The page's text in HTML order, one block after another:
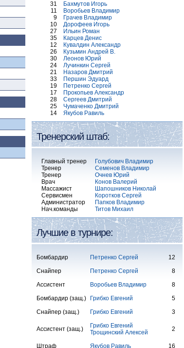
31
Бахмутов Игорь
11
Воробьев Владимир
9
Грачев Владимир
10
Дорофеев Игорь
27
Ильин Роман
35
Карцев Денис
12
Кувалдин Александр
26
Кузьмин Андрей В.
30
Леонов Юрий
24
Лучинкин Сергей
21
Назаров Дмитрий
33
Першин Эдуард
19
Петренко Сергей
17
Прокопьев Александр
28
Сергеев Дмитрий
25
Чумаченко Дмитрий
14
Якубов Равиль
Тренерский штаб:
Главный тренер
Голубович Владимир
Тренер
Семенов Владимир
Тренер
Очнев Юрий
Врач
Конов Валерий
Массажист
Шапошников Николай
Сервисмен
Коротков Сергей
Администратор
Папков Владимир
Нач.команды
Титов Михаил
Лучшие в турнире:
Бомбардир Петренко Сергей
12
Снайпер
Петренко Сергей
8
Ассистент
Воробьев Владимир
8
Бомбардир (защ.)
Грибко Евгений
5
Снайпер (защ.)
Грибко Евгений 3
Ассистент (защ.)
Грибко Евгений
Трощинский Алексей
2
Штраф Якубов Равиль 16